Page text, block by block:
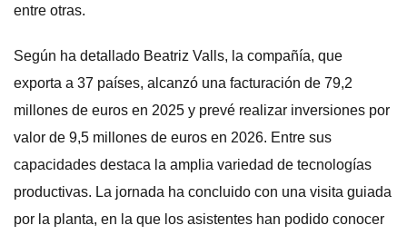
entre otras.
Según ha detallado Beatriz Valls, la compañía, que
exporta a 37 países, alcanzó una facturación de 79,2
millones de euros en 2025 y prevé realizar inversiones por
valor de 9,5 millones de euros en 2026. Entre sus
capacidades destaca la amplia variedad de tecnologías
productivas. La jornada ha concluido con una visita guiada
por la planta, en la que los asistentes han podido conocer